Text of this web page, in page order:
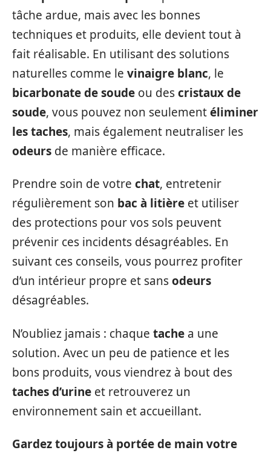
tâche ardue, mais avec les bonnes
techniques et produits, elle devient tout à
fait réalisable. En utilisant des solutions
naturelles comme le vinaigre blanc, le
bicarbonate de soude ou descristaux de
soude, vous pouvez non seulementéliminer
les taches, mais également neutraliser les
odeurs de manière efficace.
Prendre soin de votre chat, entretenir
régulièrement son bac à litière et utiliser
des protections pour vos sols peuvent
prévenir ces incidents désagréables. En
suivant ces conseils, vous pourrez profiter
d’un intérieur propre et sansodeurs
désagréables.
N’oubliez jamais : chaque tache a une
solution. Avec un peu de patience et les
bons produits, vous viendrez à bout des
taches d’urine et retrouverez un
environnement sain et accueillant.
Gardez toujours à portée de main votre